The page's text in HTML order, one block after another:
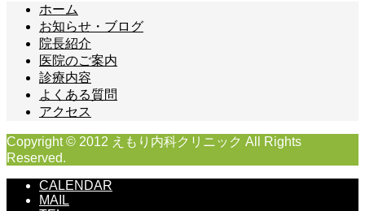
ホーム
お知らせ・ブログ
院長紹介
医院のご案内
診療内容
よくある質問
アクセス
Copyright © 2012 えもり内科クリニック All Rights
Reserved.
CALENDAR
MAIL